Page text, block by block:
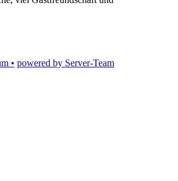
• powered by Server-Team